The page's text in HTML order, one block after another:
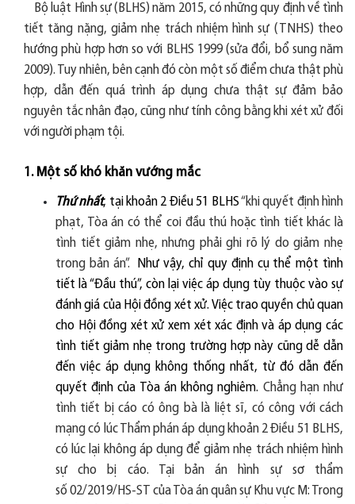
Bộ luật Hình sự (BLHS) năm 2015, có những quy định về tình
tiết tăng nặng, giảm nhẹ trách nhiệm hình sự (TNHS) theo
hướng phù hợp hơn so với BLHS 1999 (sửa đổi, bổ sung năm
2009). Tuy nhiên, bên cạnh đó còn một số điểm chưa thật phù
hợp, dẫn đến quá trình áp dụng chưa thật sự đảm bảo
nguyên tắc nhân đạo, cũng như tính công bằng khi xét xử đối
với người phạm tội.
1. Một số khó khăn vướng mắc
Thứ nhất, tại khoản 2 Điều 51 BLHS“khi quyết định hình
phạt, Tòa án có thể coi đầu thú hoặc tình tiết khác là
tình tiết giảm nhẹ, nhưng phải ghi rõ lý do giảm nhẹ
trong bản án”.
Như vậy, chỉ quy định cụ thể một tình
tiết là “Đầu thú”, còn lại việc áp dụng tùy thuộc vào sự
đánh giá của Hội đồng xét xử. Việc trao quyền chủ quan
cho Hội đồng xét xử xem xét xác định và áp dụng các
tình tiết giảm nhẹ trong trường hợp này cũng dễ dẫn
đến việc áp dụng không thống nhất, từ đó dẫn đến
quyết định của Tòa án không nghiêm. Chẳng hạn như
tình tiết bị cáo có ông bà là liệt sĩ, có công với cách
mạng có lúc Thẩm phán áp dụng khoản 2 Điều 51 BLHS,
có lúc lại không áp dụng để giảm nhẹ trách nhiệm hình
sự cho bị cáo. Tại bản án hình sự sơ thẩm
số02/2019/HS-ST của Tòa án quân sự Khu vực M: Trong